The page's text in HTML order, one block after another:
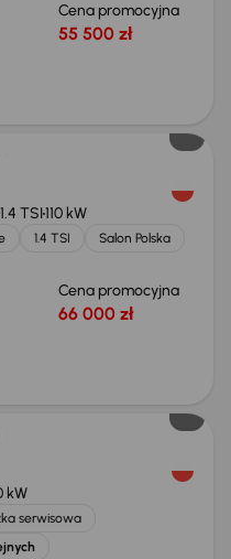
Cena promocyjna
55 500 zł
1.4 TSI110 kW
1.4 TSI
Salon Polska
Cena promocyjna
66 000 zł
kW
serwisowa